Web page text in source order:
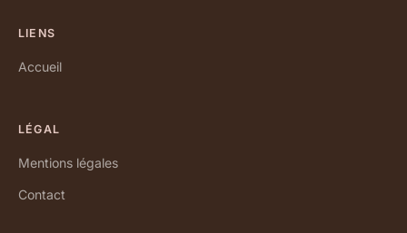
LIENS
Accueil
LÉGAL
Mentions légales
Contact